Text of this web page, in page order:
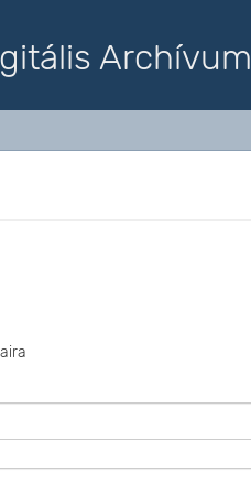
Archívum